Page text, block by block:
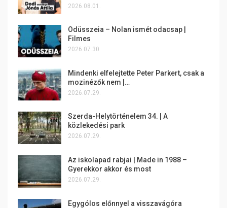
2026.08.01.
Odüsszeia – Nolan ismét odacsap |
Filmes
2026.07.30.
Mindenki elfelejtette Peter Parkert, csak a
mozinézők nem |…
2026.07.29.
Szerda-Helytörténelem 34. | A
közlekedési park
2026.07.29.
Az iskolapad rabjai | Made in 1988 –
Gyerekkor akkor és most
2026.07.29.
Egygólos előnnyel a visszavágóra